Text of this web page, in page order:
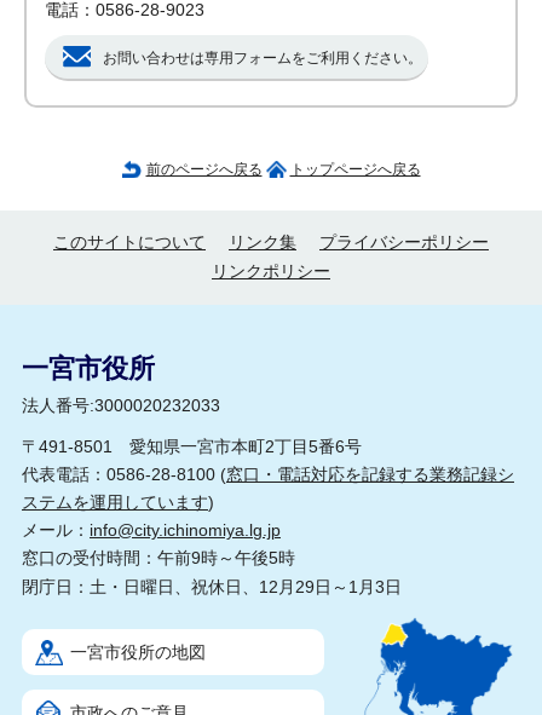
電話：0586-28-9023
お問い合わせは専用フォームをご利用ください。
前のページへ戻る トップページへ戻る
このサイトについて リンク集
プライバシーポリシー
リンクポリシー
一宮市役所
法人番号:3000020232033
〒491-8501 愛知県一宮市本町2丁目5番6号
代表電話：0586-28-8100 (窓口・電話対応を記録する業務記録シ
ステムを運用しています)
メール： info@city.ichinomiya.lg.jp
窓口の受付時間：午前9時～午後5時
閉庁日：土・日曜日、祝休日、12月29日～1月3日
一宮市役所の地図